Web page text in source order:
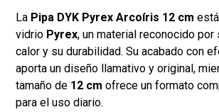
La Pipa DYK Pyrex Arcoíris 12 cm
vidrio Pyrex, un material reconocido por
calor y su durabilidad. Su acabado con
aporta un diseño llamativo y original,
tamaño de 12 cm ofrece un formato
para el uso diario.